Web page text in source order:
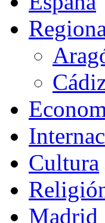
Cultura
Madrid